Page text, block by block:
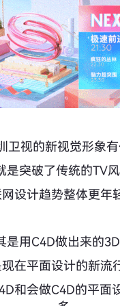
卫视的新视觉形象
是突破了传统的TV
设计趋势整体更年
是用C4D做出来的
在平面设计的新流
和会做C4D的平面